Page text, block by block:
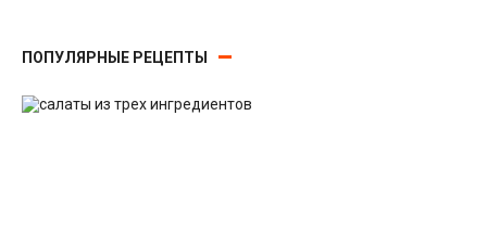
ПОПУЛЯРНЫЕ РЕЦЕПТЫ